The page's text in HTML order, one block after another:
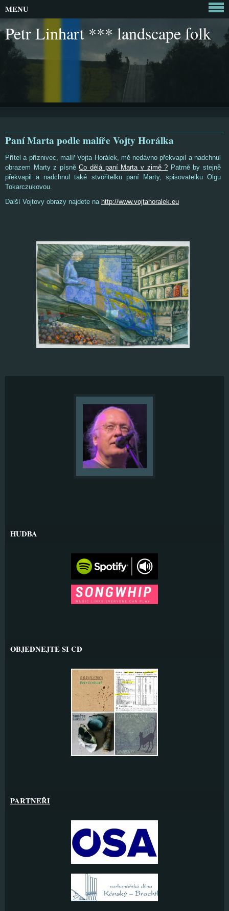
Petr Linhart *** landscape folk
Paní Marta podle malíře Vojty Horálka
Přítel a příznivec, malíř Vojta Horálek, mě nedávno překvapil a nadchnul
obrazem Marty z písněCo dělá paní Marta v zimě ? Patrně by stejně
překvapil a nadchnul také stvořitelku paní Marty, spisovatelku Olgu
Tokarczukovou.
Další Vojtovy obrazy najdete na http://www.vojtahoralek.eu
MENU
HUDBA
OBJEDNEJTE SI CD
PARTNEŘI